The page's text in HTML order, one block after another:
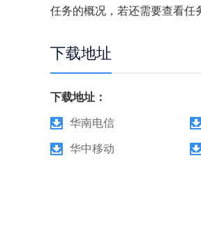
任务的概况，若还需要查看任
下载地址
下载地址：
华南电信
华中移动